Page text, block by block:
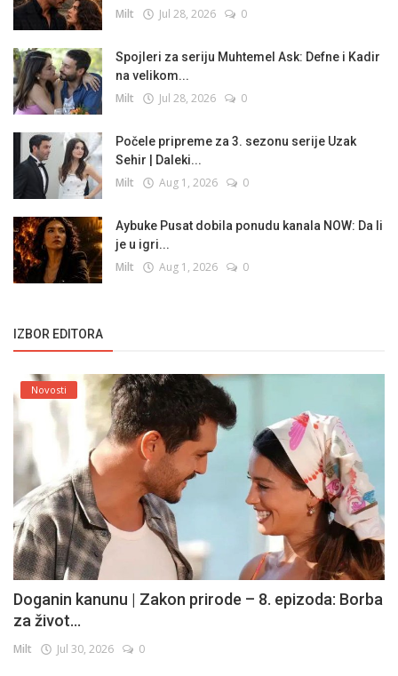
Milt Jul 28, 2026 0
Spojleri za seriju Muhtemel Ask: Defne i Kadir
na velikom...
Milt Jul 28, 2026 0
Počele pripreme za 3. sezonu serije Uzak
Sehir | Daleki...
Milt Aug 1, 2026 0
Aybuke Pusat dobila ponudu kanala NOW: Da li
je u igri...
Milt Aug 1, 2026 0
IZBOR EDITORA
Novosti
Doganin kanunu | Zakon prirode – 8. epizoda: Borba
za život...
Milt Jul 30, 2026 0